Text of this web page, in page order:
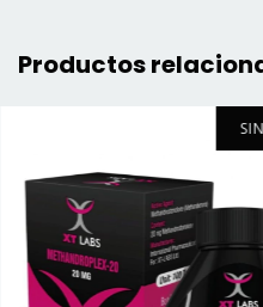
Productos